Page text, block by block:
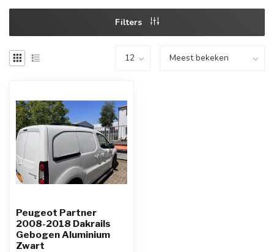
Filters
Peugeot Partner
2008-2018 Dakrails
Gebogen Aluminium
Zwart